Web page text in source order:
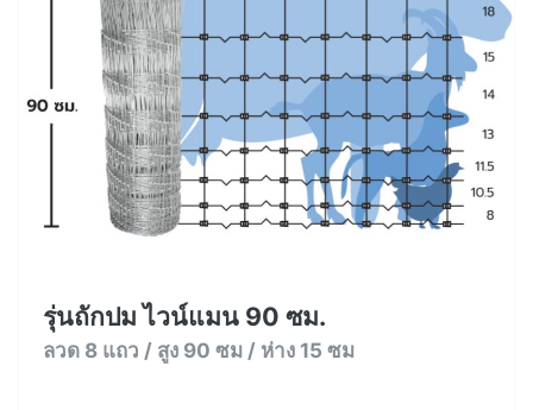
รุ่นถักปม ไวน์แมน 90 ซม.
ลวด 8 แถว / สูง 90 ซม / ห่าง 15 ซม